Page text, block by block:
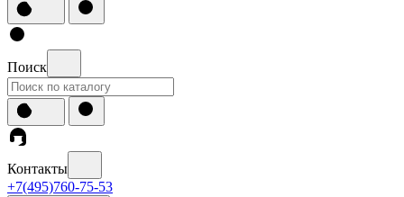
Поиск
Контакты
+7(495)760-75-53